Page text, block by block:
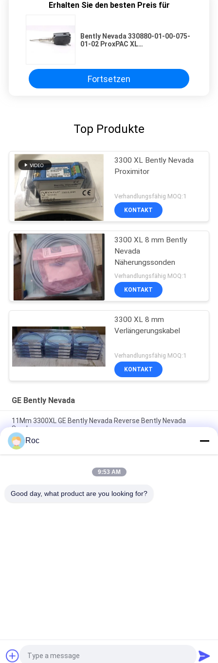
Erhalten Sie den besten Preis für
Bently Nevada 330880-01-00-075-
01-02 ProxPAC XL
Fortsetzen
Top Produkte
3300 XL Bently Nevada
Proximitor
Verhandlungsfähig MOQ:1
KONTAKT
3300 XL 8 mm Bently
Nevada
Näherungssonden
Verhandlungsfähig MOQ:1
KONTAKT
3300 XL 8 mm
Verlängerungskabel
Verhandlungsfähig MOQ:1
KONTAKT
GE Bently Nevada
11Mm 3300XL GE Bently Nevada Reverse Bently Nevada
Sonde
50 mm 3300XL Bently Nevada Näherungssonde 330709-000-
050-10-02-00
8.0 Meter 3300 XL 11Mm GE Bently Nevada Vibrationssonde
Fordern Sie ein Angebot
Roc
9:53 AM
Good day, what product are you looking for?